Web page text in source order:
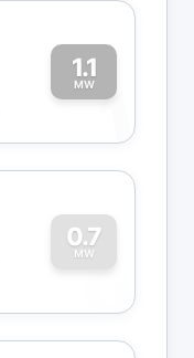
1.1
MW1
0.7
MW
0